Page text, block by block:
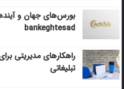
بورس‌های جهان و
bankeghtesad
راهکارهای مدیریتی
تبلیغاتی